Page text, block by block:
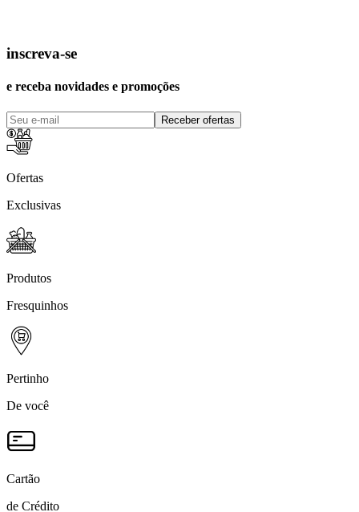
inscreva-se
e receba novidades e promoções
Receber ofertas
Ofertas
Exclusivas
Produtos
Fresquinhos
Pertinho
De você
Cartão
de Crédito